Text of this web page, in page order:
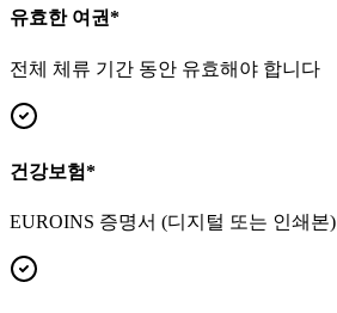
유효한 여권*
전체 체류 기간 동안 유효해야 합니다
건강보험*
EUROINS 증명서 (디지털 또는 인쇄본)